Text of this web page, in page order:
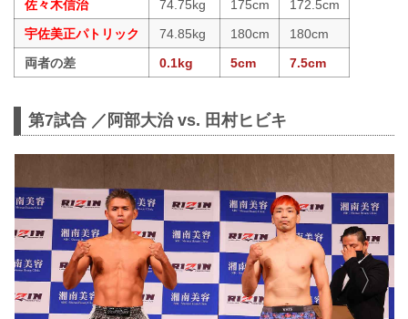
佐々木信治
74.75kg 175cm
172.5cm
宇佐美正パトリック
74.85kg 180cm
180cm
両者の差
0.1kg 5cm 7.5cm
第7試合 ／阿部大治 vs. 田村ヒビキ